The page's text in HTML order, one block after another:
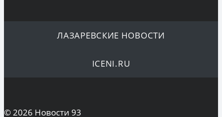
ЛАЗАРЕВСКИЕ НОВОСТИ
ICENI.RU
© 2026 Новости 93